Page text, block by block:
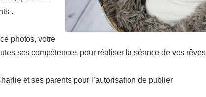
.
photos, votre
ses compétences pour réaliser la séance de vos rêves
et ses parents pour l’autorisation de publier